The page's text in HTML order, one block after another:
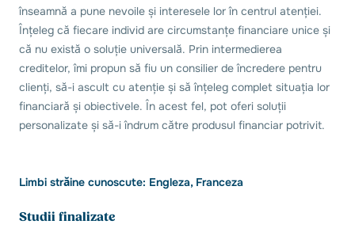
înseamnă a pune nevoile și interesele lor în centrul atenției.
Înțeleg că fiecare individ are circumstanțe financiare unice și
că nu există o soluție universală. Prin intermedierea
creditelor, îmi propun să fiu un consilier de încredere pentru
clienți, să-i ascult cu atenție și să înțeleg complet situația lor
financiară și obiectivele. În acest fel, pot oferi soluții
personalizate și să-i îndrum către produsul financiar potrivit.
Limbi străine cunoscute: Engleza, Franceza
Studii finalizate